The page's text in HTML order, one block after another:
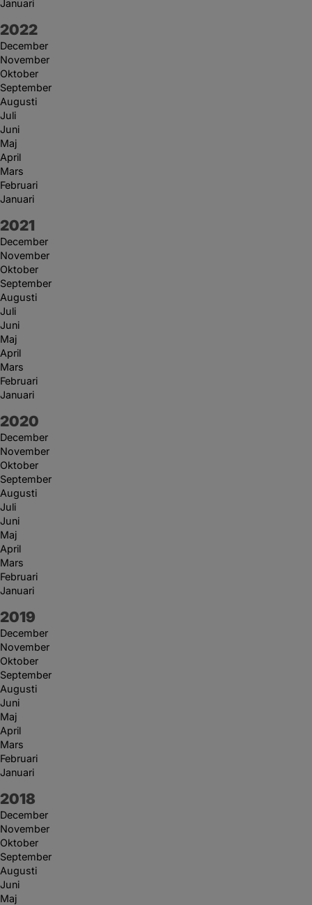
Januari
År:
2022
December
November
Oktober
September
Augusti
Juli
Juni
Maj
April
Mars
Februari
Januari
År:
2021
December
November
Oktober
September
Augusti
Juli
Juni
Maj
April
Mars
Februari
Januari
År:
2020
December
November
Oktober
September
Augusti
Juli
Juni
Maj
April
Mars
Februari
Januari
År:
2019
December
November
Oktober
September
Augusti
Juni
Maj
April
Mars
Februari
Januari
År:
2018
December
November
Oktober
September
Augusti
Juni
Maj